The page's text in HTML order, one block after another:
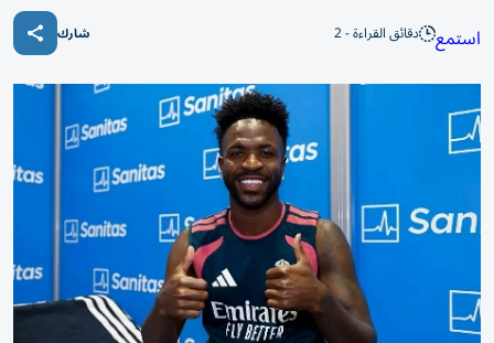
استمع دقائق القراءة - 2 شارك